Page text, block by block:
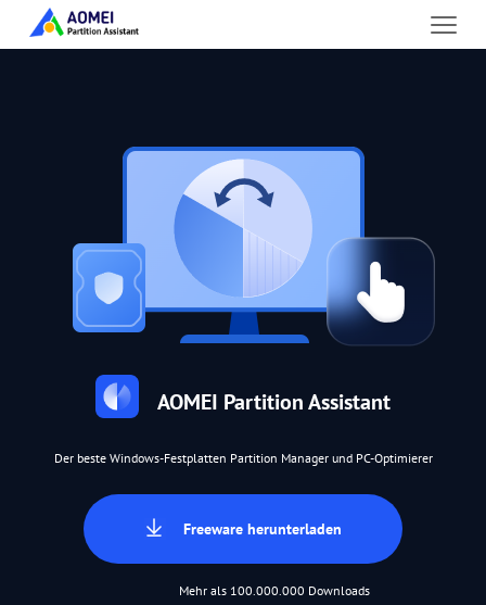
AOMEI Partition Assistant
Der beste Windows-Festplatten Partition Manager und PC-Optimierer
Freeware herunterladen
Mehr als 100.000.000 Downloads